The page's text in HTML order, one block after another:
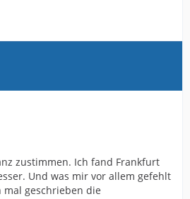
zustimmen. Ich fand Frankfurt
Und was mir vor allem gefehlt
mal geschrieben die